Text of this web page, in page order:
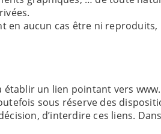
en aucun cas être ni
établir un lien pointant vers
sous réserve des
d’interdire ces liens.